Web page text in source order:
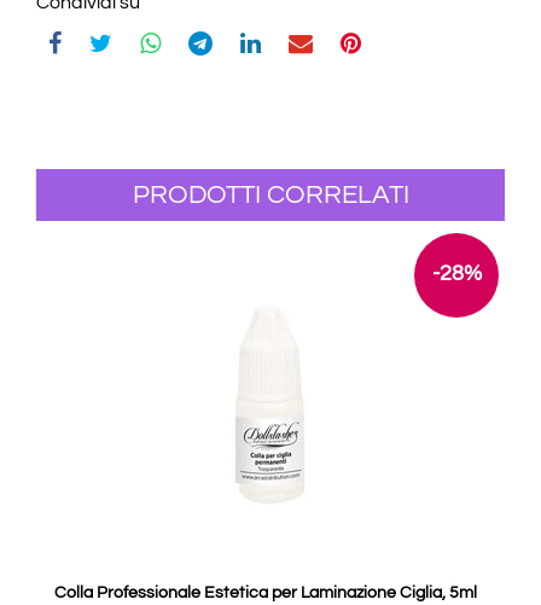
PRODOTTI CORRELATI
-28%
Colla Professionale Estetica per Laminazione Ciglia, 5ml